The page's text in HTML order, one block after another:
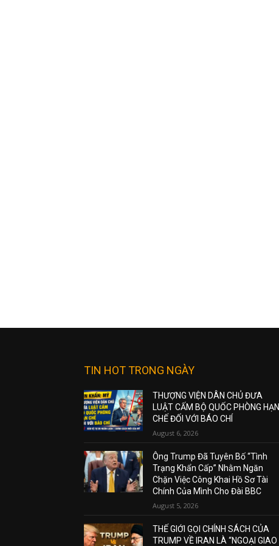
TIN HOT TRONG NGÀY
THƯỢNG VIỆN DÂN CHỦ ĐƯA
LUẬT CẤM BỘ QUỐC PHÒNG HẠN
CHẾ ĐỐI VỚI BÁO CHÍ
August 6, 2026
Ông Trump Đã Tuyên Bố “Tình
Trạng Khẩn Cấp” Nhằm Ngăn
Chặn Việc Công Khai Hồ Sơ Tài
Chính Của Mình Cho Đài BBC
August 5, 2026
THẾ GIỚI GỌI CHÍNH SÁCH CỦA
TRUMP VỀ IRAN LÀ “NGOẠI GIAO